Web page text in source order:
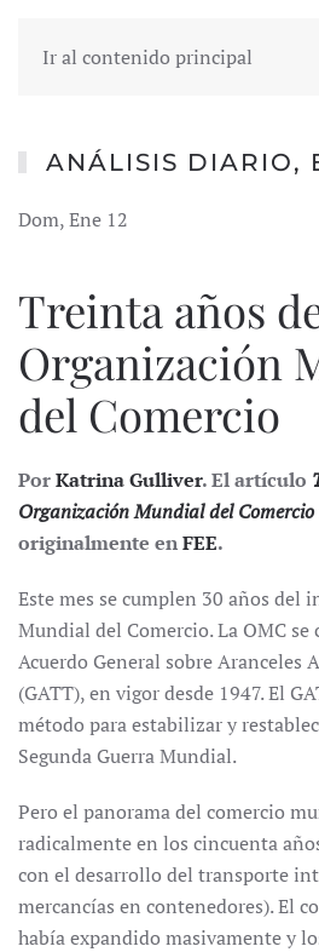
Ir al contenido principal
ANÁLISIS DIARIO,
Dom, Ene 12
Treinta años
Organización
del Comercio
PorKatrina Gulliver. El artículo
Organización Mundial del Comercio
originalmente enFEE.
Este mes se cumplen 30 años del
Mundial del Comercio. La OMC se
Acuerdo General sobre Aranceles
(GATT), en vigor desde 1947. El
método para estabilizar y
Segunda Guerra Mundial.
Pero el panorama del comercio
radicalmente en los cincuenta
con el desarrollo del transporte
mercancías en contenedores). El
había expandido masivamente y